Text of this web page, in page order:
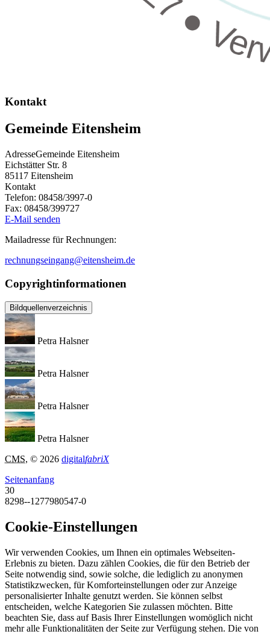
Kontakt
Gemeinde Eitensheim
AdresseGemeinde Eitensheim
Eichstätter Str. 8
85117 Eitensheim
Kontakt
Telefon: 08458/3997-0
Fax: 08458/399727
E-Mail senden
Mailadresse für Rechnungen:
rechnungseingang@eitensheim.de
Copyrightinformationen
Bildquellenverzeichnis
Petra Halsner
Petra Halsner
Petra Halsner
Petra Halsner
CMS, © 2026 digitalfabriX
Seitenanfang
30
8298--1277980547-0
Cookie-Einstellungen
Wir verwenden Cookies, um Ihnen ein optimales Webseiten-
Erlebnis zu bieten. Dazu zählen Cookies, die für den Betrieb der
Seite notwendig sind, sowie solche, die lediglich zu anonymen
Statistikzwecken, für Komforteinstellungen oder zur Anzeige
personalisierter Inhalte genutzt werden. Sie können selbst
entscheiden, welche Kategorien Sie zulassen möchten. Bitte
beachten Sie, dass auf Basis Ihrer Einstellungen womöglich nicht
mehr alle Funktionalitäten der Seite zur Verfügung stehen. Die von